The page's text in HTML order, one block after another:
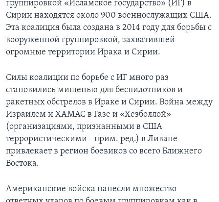
группировкой «Исламское государство» (ИГ) в
Сирии находятся около 900 военнослужащих США.
Эта коалиция была создана в 2014 году для борьбы с
вооруженной группировкой, захватившей
огромные территории Ирака и Сирии.
Силы коалиции по борьбе с ИГ много раз
становились мишенью для беспилотников и
ракетных обстрелов в Ираке и Сирии. Война между
Израилем и ХАМАС в Газе и «Хезболлой»
(организациями, признанными в США
террористическими - прим. ред.) в Ливане
привлекает в регион боевиков со всего Ближнего
Востока.
Американские войска нанесли множество